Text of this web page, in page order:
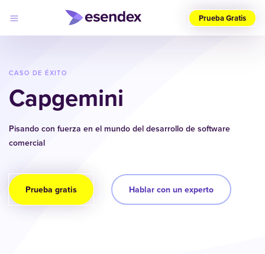
país
Productos
Desarrolladores
Precios
Log
Prueba Gratis
CASO DE ÉXITO
Capgemini
Pisando con fuerza en el mundo del desarrollo de software
comercial
Prueba gratis Hablar con un experto